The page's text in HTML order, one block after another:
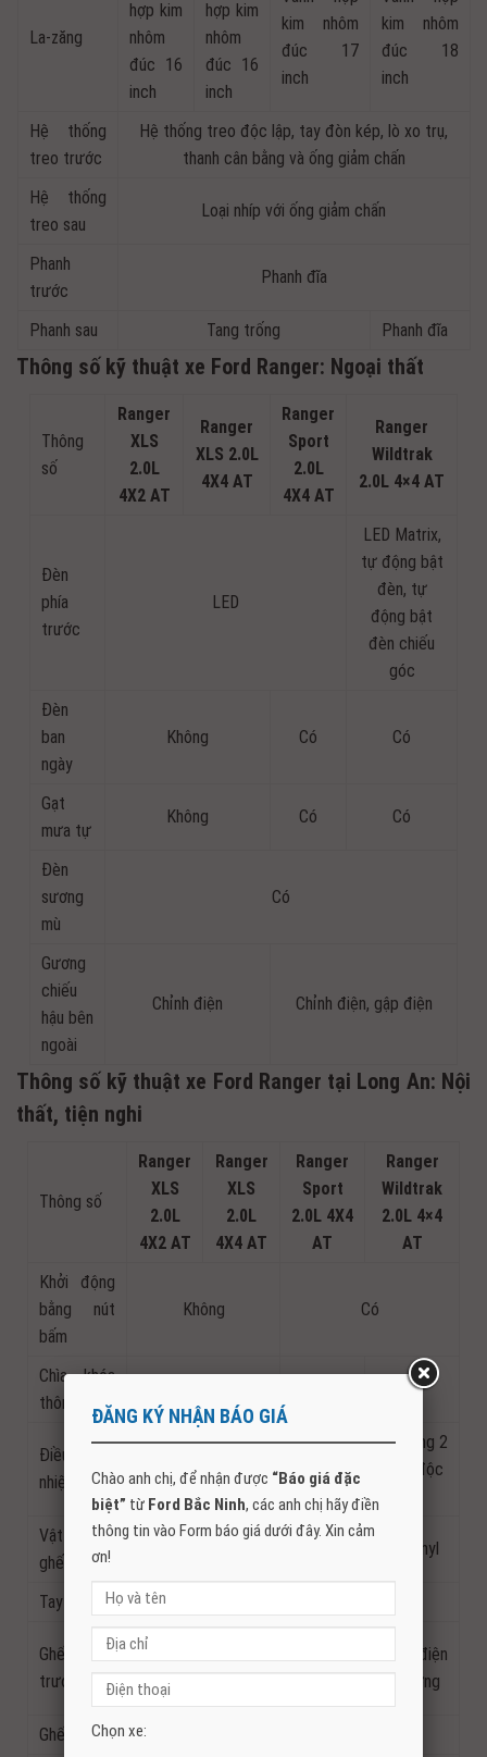
La-zăng
hợp kim
nhôm
đúc 16
inch
hợp kim
nhôm
đúc 16
inch
kim nhôm
đúc 17
inch
kim nhôm
đúc 18
inch
Hệ thống
treo trước
Hệ thống treo độc lập, tay đòn kép, lò xo trụ,
thanh cân bằng và ống giảm chấn
Hệ thống
treo sau
Loại nhíp với ống giảm chấn
Phanh
trước
Phanh đĩa
Phanh sau Tang trống Phanh đĩa
Thông số kỹ thuật xe Ford Ranger: Ngoại thất
Thông
số
Ranger
XLS
2.0L
4X2 AT
Ranger
XLS 2.0L
4X4 AT
Ranger
Sport
2.0L
4X4 AT
Ranger
Wildtrak
2.0L 4×4 AT
Đèn
phía
trước
LED
LED Matrix,
tự động bật
đèn, tự
động bật
đèn chiếu
góc
Đèn
ban
ngày
Không Có Có
Gạt
mưa tự
Không Có Có
Đèn
sương
mù
Có
Gương
chiếu
hậu bên
ngoài
Chỉnh điện Chỉnh điện, gập điện
Thông số kỹ thuật xe Ford Ranger tại Long An: Nội
thất, tiện nghi
Thông số
Ranger
XLS
2.0L
4X2 AT
Ranger
XLS
2.0L
4X4 AT
Ranger
Sport
2.0L 4X4
AT
Ranger
Wildtrak
2.0L 4×4
AT
Khởi động
bằng nút
bấm
Không Có
Chìa khóa
thông minh
Có
Điều hòa
nhiệt độ
Chỉnh tay
Tự động 2
vùng độc
Vật liệu
ghế
Da Vinyl
Tay lái
Ghế lái
trước
Chỉnh điện
8 hướng
Ghế sau
ĐĂNG KÝ NHẬN BÁO GIÁ
Chào anh chị, để nhận được “Báo giá đặc
biệt” từ Ford Bắc Ninh, các anh chị hãy điền
thông tin vào Form báo giá dưới đây. Xin cảm
ơn!
Chọn xe: